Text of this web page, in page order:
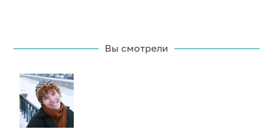
Вы смотрели